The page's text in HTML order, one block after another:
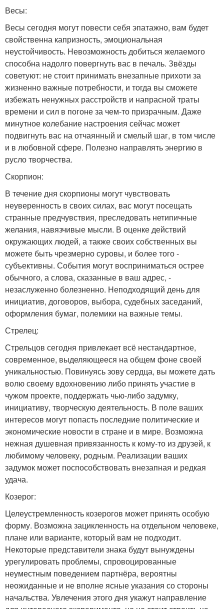
Весы:
Весы сегодня могут повести себя эпатажно, вам будет
свойственна капризность, эмоциональная
неустойчивость. Невозможность добиться желаемого
способна надолго повергнуть вас в печаль. Звёзды
советуют: не стоит принимать внезапные прихоти за
жизненно важные потребности, и тогда вы сможете
избежать ненужных расстройств и напрасной траты
времени и сил в погоне за чем-то призрачным. Даже
минутное колебание настроения сейчас может
подвигнуть вас на отчаянный и смелый шаг, в том числе
и в любовной сфере. Полезно направлять энергию в
русло творчества.
Скорпион:
В течение дня скорпионы могут чувствовать
неуверенность в своих силах, вас могут посещать
странные предчувствия, преследовать нетипичные
желания, навязчивые мысли. В оценке действий
окружающих людей, а также своих собственных вы
можете быть чрезмерно суровы, и более того -
субъективны. События могут восприниматься острее
обычного, а слова, сказанные в ваш адрес, -
незаслуженно болезненно. Неподходящий день для
инициатив, договоров, выбора, судебных заседаний,
оформления бумаг, полемики на важные темы.
Стрелец:
Стрельцов сегодня привлекает всё нестандартное,
современное, выделяющееся на общем фоне своей
уникальностью. Повинуясь зову сердца, вы можете дать
волю своему вдохновению либо принять участие в
чужом проекте, поддержать чью-либо задумку,
инициативу, творческую деятельность. В поле ваших
интересов могут попасть последние политические и
экономические новости в стране и в мире. Возможна
нежная душевная привязанность к кому-то из друзей, к
любимому человеку, родным. Реализации ваших
задумок может поспособствовать внезапная и редкая
удача.
Козерог:
Целеустремленность козерогов может принять особую
форму. Возможна зацикленность на отдельном человеке,
плане или варианте, который вам не подходит.
Некоторые представители знака будут вынуждены
урегулировать проблемы, спровоцированные
неуместным поведением партнёра, вероятны
неожиданные и не вполне ясные указания со стороны
начальства. Увлечения этого дня укажут направление